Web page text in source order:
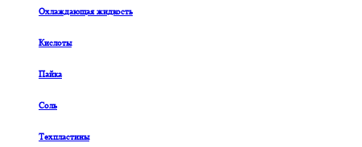
Охлаждающая жидкость
Кислоты
Пайка
Соль
Техпластины